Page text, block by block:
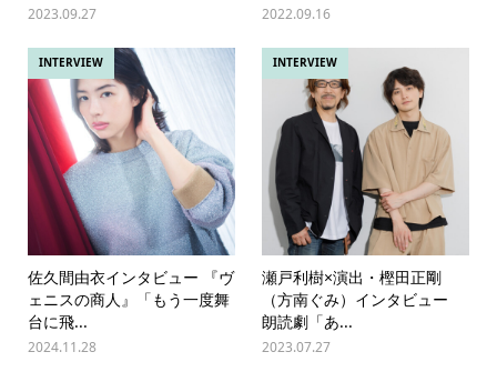
2023.09.27 2022.09.16
INTERVIEW
佐久間由衣インタビュー 『ヴ
ェニスの商人』「もう一度舞
台に飛...
2024.11.28
INTERVIEW
瀬戸利樹×演出・樫田正剛
（方南ぐみ）インタビュー
朗読劇「あ...
2023.07.27